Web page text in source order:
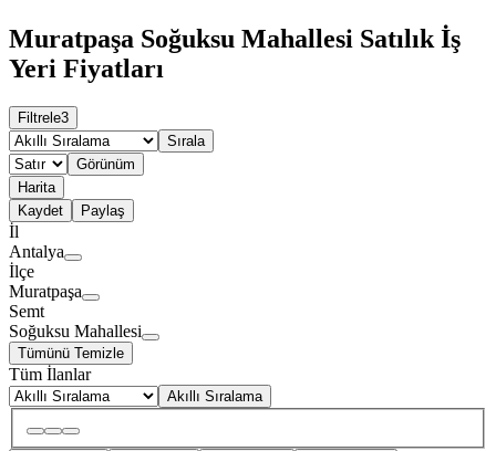
Muratpaşa Soğuksu Mahallesi Satılık İş
Yeri Fiyatları
Filtrele3
Sırala
Görünüm
Harita
Kaydet
Paylaş
İl
Antalya
İlçe
Muratpaşa
Semt
Soğuksu Mahallesi
Tümünü Temizle
Tüm İlanlar
Akıllı Sıralama